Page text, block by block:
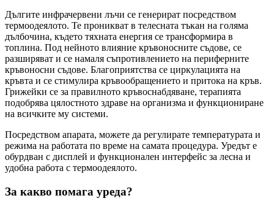
Дългите инфрачервени лъчи се генерират посредством
термоодеялото. Те проникват в телесната тъкан на голяма
дълбочина, където тяхната енергия се трансформира в
топлина. Под нейното влияние кръвоносните съдове, се
разширяват и се намаля съпротивлението на периферните
кръвоносни съдове. Благоприятства се циркулацията на
кръвта и се стимулира кръвообращението и притока на кръв.
Грижейки се за правилното кръвоснабдяване, терапията
подобрява цялостното здраве на организма и функциониране
на всичките му системи.
Посредством апарата, можете да регулирате температурата и
режима на работата по време на самата процедура. Уредът е
обурдван с дисплей и функционален интерфейс за лесна и
удобна работа с термоодеялото.
За какво помага уреда?